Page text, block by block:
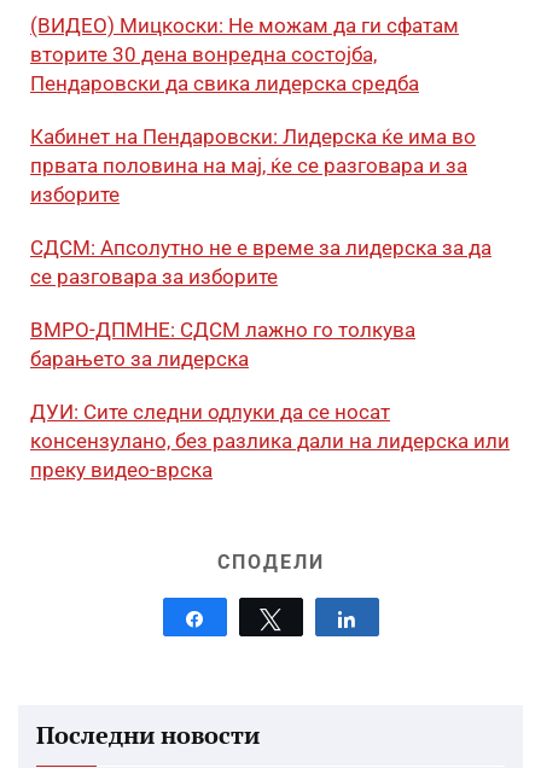
(ВИДЕО) Мицкоски: Не можам да ги сфатам
вторите 30 дена вонредна состојба,
Пендаровски да свика лидерска средба
Кабинет на Пендаровски: Лидерска ќе има во
првата половина на мај, ќе се разговара и за
изборите
СДСМ: Апсолутно не е време за лидерска за да
се разговара за изборите
ВМРО-ДПМНЕ: СДСМ лажно го толкува
барањето за лидерска
ДУИ: Сите следни одлуки да се носат
консензулано, без разлика дали на лидерска или
преку видео-врска
СПОДЕЛИ
Tweet
Последни новости